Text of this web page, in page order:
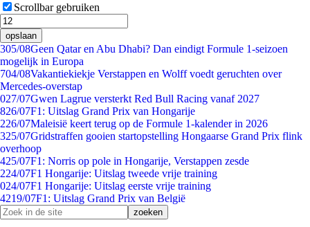
Scrollbar gebruiken
opslaan
305/08Geen Qatar en Abu Dhabi? Dan eindigt Formule 1-seizoen
mogelijk in Europa
704/08Vakantiekiekje Verstappen en Wolff voedt geruchten over
Mercedes-overstap
027/07Gwen Lagrue versterkt Red Bull Racing vanaf 2027
826/07F1: Uitslag Grand Prix van Hongarije
226/07Maleisië keert terug op de Formule 1-kalender in 2026
325/07Gridstraffen gooien startopstelling Hongaarse Grand Prix flink
overhoop
425/07F1: Norris op pole in Hongarije, Verstappen zesde
224/07F1 Hongarije: Uitslag tweede vrije training
024/07F1 Hongarije: Uitslag eerste vrije training
4219/07F1: Uitslag Grand Prix van België